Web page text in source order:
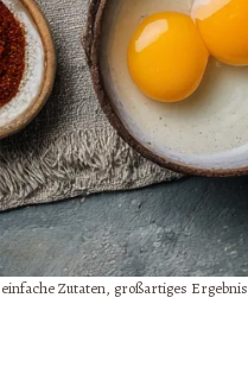
Zutaten, großartiges Ergebnis